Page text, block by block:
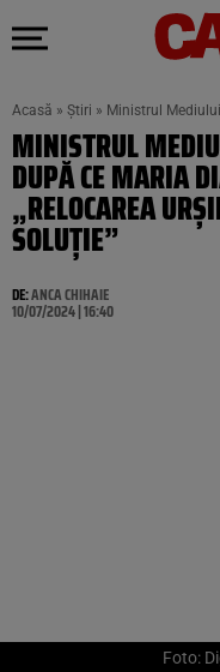
Acasă » Știri » Ministrul
MINISTRUL
DUPĂ CE MARIA
„RELOCAREA
SOLUŢIE”
DE:ANCA CHIHAIE
10/07/2024 | 16:40
Foto: